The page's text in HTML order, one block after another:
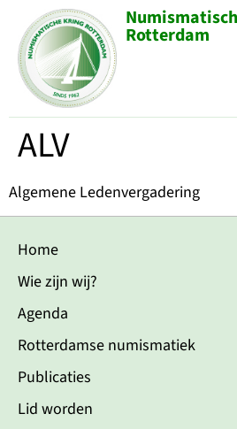
Rotterdam
ALV
Algemene Ledenvergadering
Home
Wie zijn wij?
Agenda
Rotterdamse numismatiek
Publicaties
Lid worden